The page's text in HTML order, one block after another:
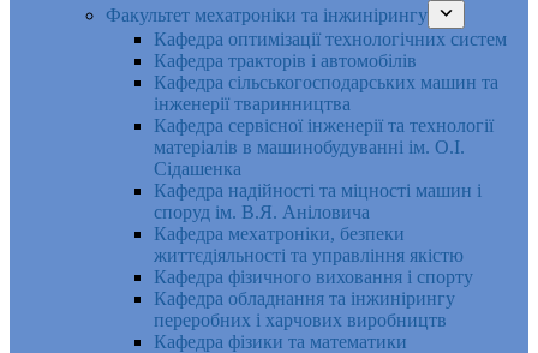
Факультет мехатроніки та інжинірингу
Кафедра оптимізації технологічних систем
Кафедра тракторів і автомобілів
Кафедра сільськогосподарських машин та
інженерії тваринництва
Кафедра cервісної інженерії та технології
матеріалів в машинобудуванні ім. О.І.
Сідашенка
Кафедра надійності та міцності машин і
споруд ім. В.Я. Аніловича
Кафедра мехатроніки, безпеки
життєдіяльності та управління якістю
Кафедра фізичного виховання і спорту
Кафедра обладнання та інжинірингу
переробних і харчових виробництв
Кафедра фізики та математики